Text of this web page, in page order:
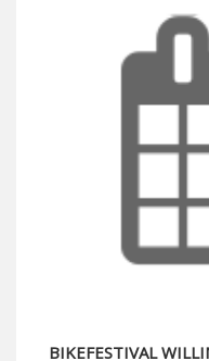
BIKEFESTIVAL